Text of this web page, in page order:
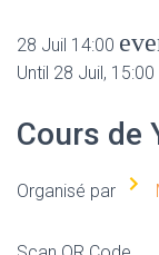
28 Juil 14:00
Until 28 Juil, 15:00
Cours de
Organisé par